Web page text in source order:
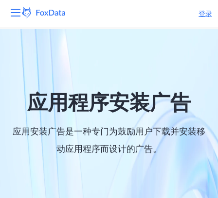
登录
产品
解决方案应用程序安装广告
应用安装广告是一种专门为鼓励用户下载并安装移
动应用程序而设计的广告。